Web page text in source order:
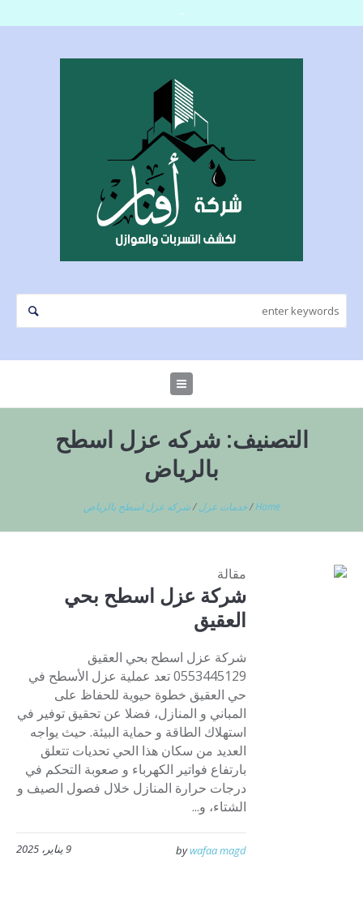
التصنيف:شركه عزل اسطح
بالرياض
Home
/خدمات عزل /شركه عزل اسطح بالرياض
مقالة
شركة عزل اسطح بحي
العقيق
شركة عزل اسطح بحي العقيق
0553445129 تعد عملية عزل الأسطح في
حي العقيق خطوة حيوية للحفاظ على
المباني و المنازل، فضلا عن تحقيق توفير في
استهلاك الطاقة و حماية البيئة. حيث يواجه
العديد من سكان هذا الحي تحديات تتعلق
بارتفاع فواتير الكهرباء و صعوبة التحكم في
درجات حرارة المنازل خلال فصول الصيف و
الشتاء، و...
9 يناير، 2025 bywafaa magd